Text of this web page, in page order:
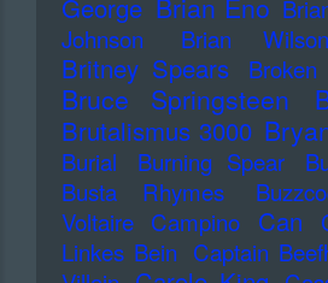
George Brian Eno
Johnson
Brian Wilson
Britney Spears
Bruce Springsteen
Brutalismus 3000
Burial Burning Spear
Busta Rhymes
Voltaire Campino Can
Linkes Bein Captain